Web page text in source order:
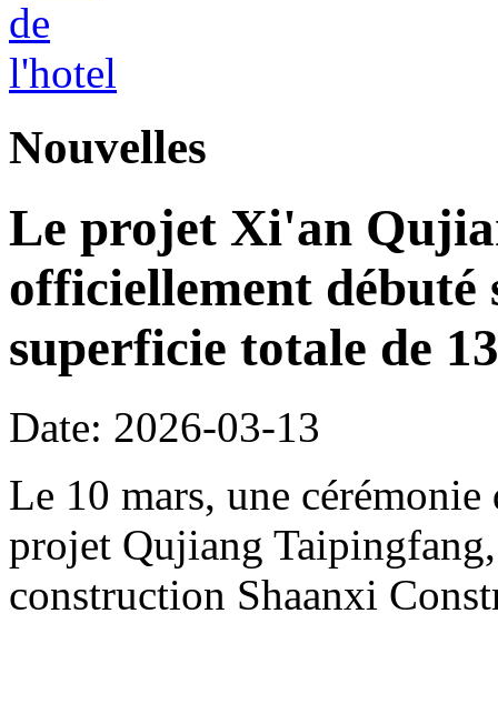
Nouvelles
Le projet Xi'an
officiellement débuté
superficie totale de
Date: 2026-03-13
Le 10 mars, une
projet Qujiang
construction Shaanxi